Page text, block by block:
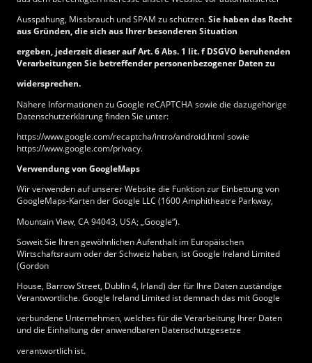
Ausspähung, Missbrauch und SPAM zu schützen.Sie haben das Recht
aus Gründen, die sich aus Ihrer besonderen Situation
ergeben, jederzeit dieser auf Art. 6 Abs. 1 lit. f DSGVO beruhenden
Verarbeitungen Sie betreffender personenbezogener Daten zu
widersprechen.
Nähere Informationen zu Google reCAPTCHA sowie die dazugehörige
Datenschutzerklärung finden Sie unter:
https://www.google.com/recaptcha/intro/android.html sowie
https://www.google.com/privacy.
Verwendung von GoogleMaps
Wir verwenden auf unserer Website die Funktion zur Einbettung von
GoogleMaps-Karten der Google LLC (1600 Amphitheatre Parkway,
Mountain View, CA 94043, USA; „Google“).
Soweit Sie Ihren gewöhnlichen Aufenthalt im Europäischen
Wirtschaftsraum oder der Schweiz haben, ist Google Ireland Limited
(Gordon
House, Barrow Street, Dublin 4, Irland) der für Ihre Daten zuständige
Verantwortliche. Google Ireland Limited ist demnach das mit Google
verbundene Unternehmen, welches für die Verarbeitung Ihrer Daten
und die Einhaltung der anwendbaren Datenschutzgesetze
verantwortlich ist.